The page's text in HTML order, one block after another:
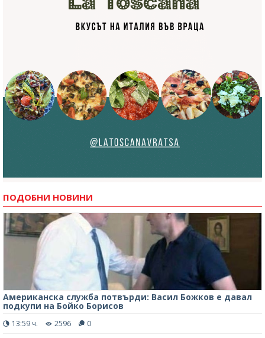
ПОДОБНИ НОВИНИ
Американска служба потвърди: Васил Божков е давал
подкупи на Бойко Борисов
13:59 ч. 2596 0